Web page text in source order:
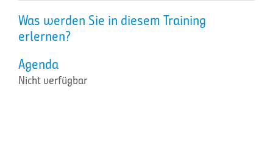
Was werden Sie in diesem Training
erlernen?
Agenda
Nicht verfügbar